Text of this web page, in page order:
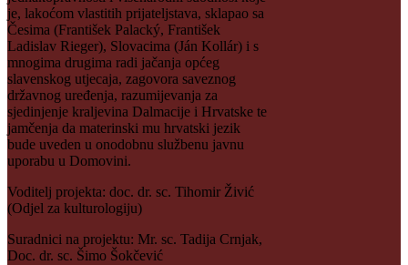
je, lakoćom vlastitih prijateljstava, sklapao sa
Česima (František Palacký, František
Ladislav Rieger), Slovacima (Ján Kollár) i s
mnogima drugima radi jačanja općeg
slavenskog utjecaja, zagovora saveznog
državnog uređenja, razumijevanja za
sjedinjenje kraljevina Dalmacije i Hrvatske te
jamčenja da materinski mu hrvatski jezik
bude uveden u onodobnu službenu javnu
uporabu u Domovini.
Voditelj projekta: doc. dr. sc. Tihomir Živić
(Odjel za kulturologiju)
Suradnici na projektu: Mr. sc. Tadija Crnjak,
Doc. dr. sc. Šimo Šokčević